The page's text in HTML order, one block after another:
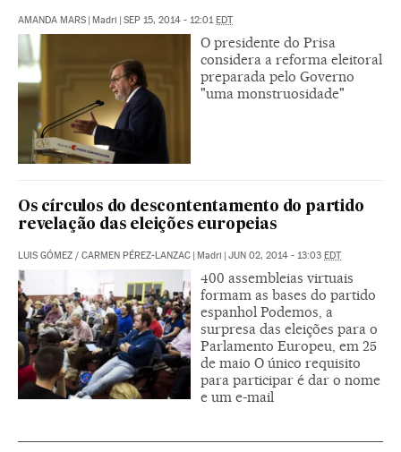
AMANDA MARS Madri SEP 15, 2014 - 12:01 EDT
O presidente do Prisa
considera a reforma eleitoral
preparada pelo Governo
"uma monstruosidade"
Os círculos do descontentamento do partido
revelação das eleições europeias
LUIS GÓMEZ / CARMEN PÉREZ-LANZAC Madri JUN 02, 2014 - 13:03 EDT
400 assembleias virtuais
formam as bases do partido
espanhol Podemos, a
surpresa das eleições para o
Parlamento Europeu, em 25
de maio O único requisito
para participar é dar o nome
e um e-mail